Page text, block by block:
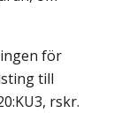
för
till
rskr.